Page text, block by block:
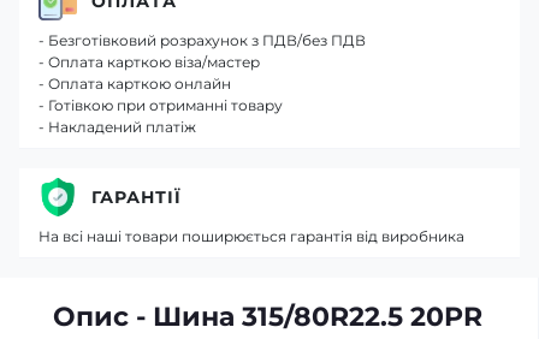
Опис - Шина 315/80R22.5 20PR
- Безготівковий розрахунок з ПДВ/без ПДВ
- Оплата карткою віза/мастер
- Оплата карткою онлайн
- Готівкою при отриманні товару
- Накладений платіж
ГАРАНТІЇ
На всі наші товари поширюється гарантія від виробника